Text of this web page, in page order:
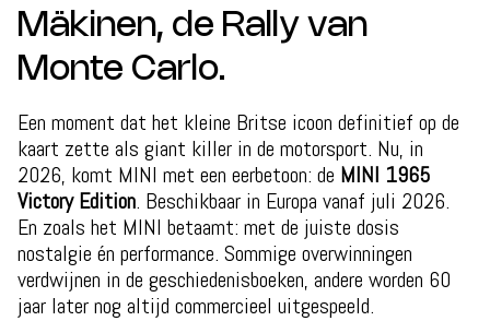
Mäkinen, de Rally van
Monte Carlo.
Een moment dat het kleine Britse icoon definitief op de
kaart zette als giant killer in de motorsport. Nu, in
2026, komt MINI met een eerbetoon: de MINI 1965
Victory Edition. Beschikbaar in Europa vanaf juli 2026.
En zoals het MINI betaamt: met de juiste dosis
nostalgie én performance. Sommige overwinningen
verdwijnen in de geschiedenisboeken, andere worden 60
jaar later nog altijd commercieel uitgespeeld.